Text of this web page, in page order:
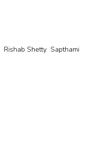
Rishab Shetty Sapthami